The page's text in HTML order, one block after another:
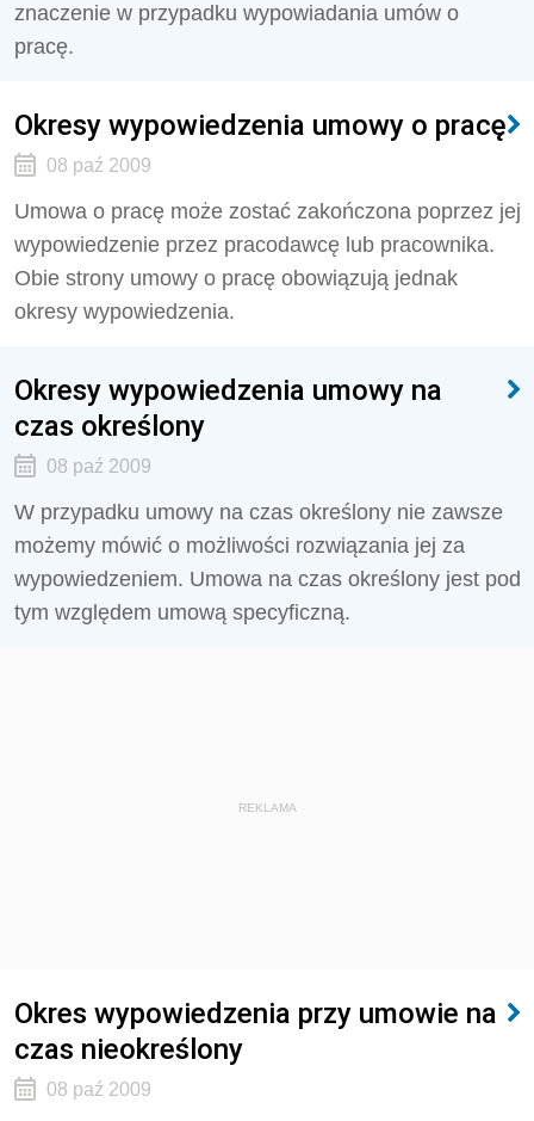
znaczenie w przypadku wypowiadania umów o
pracę.
Okresy wypowiedzenia umowy o pracę
08 paź 2009
Umowa o pracę może zostać zakończona poprzez jej
wypowiedzenie przez pracodawcę lub pracownika.
Obie strony umowy o pracę obowiązują jednak
okresy wypowiedzenia.
Okresy wypowiedzenia umowy na
czas określony
08 paź 2009
W przypadku umowy na czas określony nie zawsze
możemy mówić o możliwości rozwiązania jej za
wypowiedzeniem. Umowa na czas określony jest pod
tym względem umową specyficzną.
REKLAMA
Okres wypowiedzenia przy umowie na
czas nieokreślony
08 paź 2009